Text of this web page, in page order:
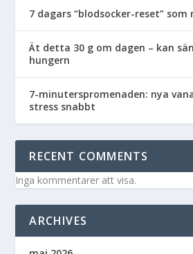
7 dagars “blodsocker-reset”
Ät detta 30 g om dagen – kan
hungern
7-minuterspromenaden: nya
stress snabbt
RECENT COMMENTS
Inga kommentarer att visa.
ARCHIVES